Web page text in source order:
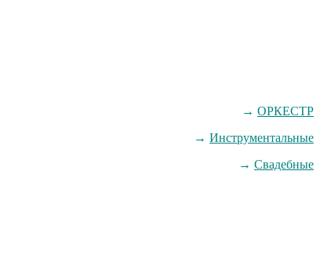
→ ОРКЕСТР
→ Инструментальные
→ Свадебные